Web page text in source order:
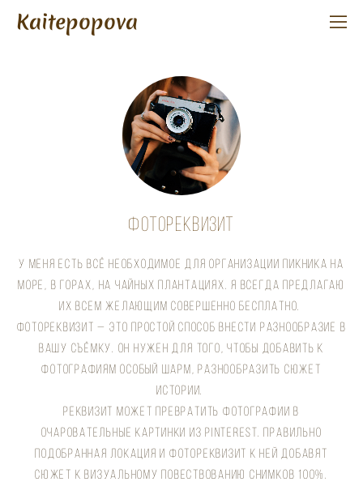
Kaitepopova
ФОТОРЕКВИЗИТ
У МЕНЯ ЕСТЬ ВСЁ НЕОБХОДИМОЕ ДЛЯ ОРГАНИЗАЦИИ ПИКНИКА НА
МОРЕ, В ГОРАХ, НА ЧАЙНЫХ ПЛАНТАЦИЯХ. Я ВСЕГДА ПРЕДЛАГАЮ
ИХ ВСЕМ ЖЕЛАЮЩИМ СОВЕРШЕННО БЕСПЛАТНО.
ФОТОРЕКВИЗИТ — ЭТО ПРОСТОЙ СПОСОБ ВНЕСТИ РАЗНООБРАЗИЕ В
ВАШУ СЪЁМКУ. ОН НУЖЕН ДЛЯ ТОГО, ЧТОБЫ ДОБАВИТЬ К
ФОТОГРАФИЯМ ОСОБЫЙ ШАРМ, РАЗНООБРАЗИТЬ СЮЖЕТ
ИСТОРИИ.
РЕКВИЗИТ МОЖЕТ ПРЕВРАТИТЬ ФОТОГРАФИИ В
ОЧАРОВАТЕЛЬНЫЕ КАРТИНКИ ИЗ PINTEREST. ПРАВИЛЬНО
ПОДОБРАННАЯ ЛОКАЦИЯ И ФОТОРЕКВИЗИТ К НЕЙ ДОБАВЯТ
СЮЖЕТ К ВИЗУАЛЬНОМУ ПОВЕСТВОВАНИЮ СНИМКОВ 100%.